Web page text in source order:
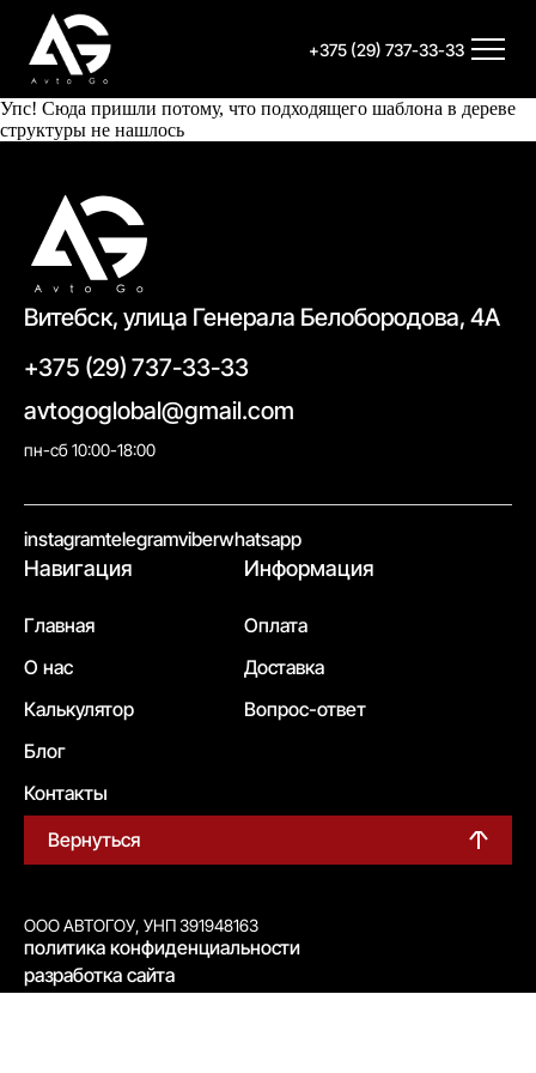
+375 (29) 737-33-33
Упс! Сюда пришли потому, что подходящего шаблона в дереве
структуры не нашлось
Витебск, улица Генерала Белобородова, 4А
+375 (29) 737-33-33
avtogoglobal@gmail.com
пн-сб 10:00-18:00
instagramtelegramviberwhatsapp
Навигация
Главная
О нас
Калькулятор
Блог
Контакты
Информация
Оплата
Доставка
Вопрос-ответ
Вернуться
ООО АВТОГОУ, УНП 391948163
политика конфиденциальности
разработка сайта